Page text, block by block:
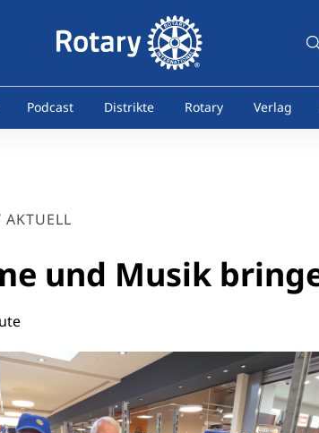
Podcast Distrikte Rotary Verlag
AKTUELL
und Musik